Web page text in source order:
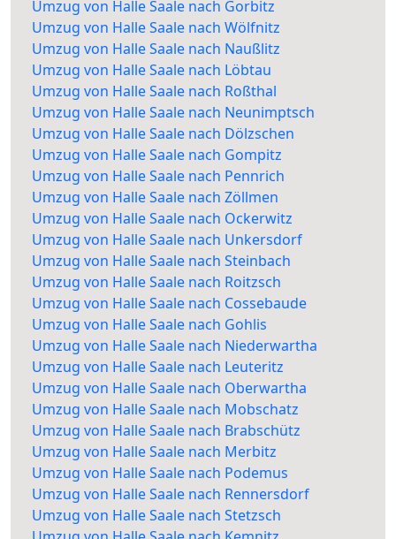
Umzug von Halle Saale nach Gorbitz
Umzug von Halle Saale nach Wölfnitz
Umzug von Halle Saale nach Naußlitz
Umzug von Halle Saale nach Löbtau
Umzug von Halle Saale nach Roßthal
Umzug von Halle Saale nach Neunimptsch
Umzug von Halle Saale nach Dölzschen
Umzug von Halle Saale nach Gompitz
Umzug von Halle Saale nach Pennrich
Umzug von Halle Saale nach Zöllmen
Umzug von Halle Saale nach Ockerwitz
Umzug von Halle Saale nach Unkersdorf
Umzug von Halle Saale nach Steinbach
Umzug von Halle Saale nach Roitzsch
Umzug von Halle Saale nach Cossebaude
Umzug von Halle Saale nach Gohlis
Umzug von Halle Saale nach Niederwartha
Umzug von Halle Saale nach Leuteritz
Umzug von Halle Saale nach Oberwartha
Umzug von Halle Saale nach Mobschatz
Umzug von Halle Saale nach Brabschütz
Umzug von Halle Saale nach Merbitz
Umzug von Halle Saale nach Podemus
Umzug von Halle Saale nach Rennersdorf
Umzug von Halle Saale nach Stetzsch